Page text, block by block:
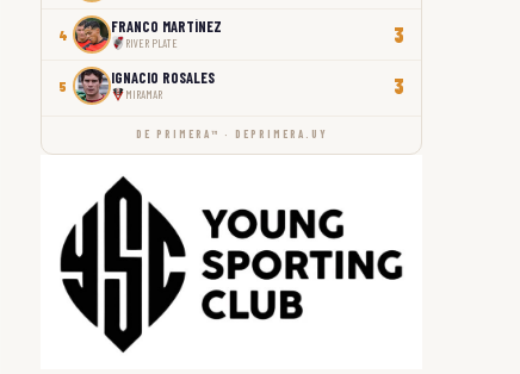
4 FRANCO MARTÍNEZ
RIVER PLATE 3
5 IGNACIO ROSALES
MIRAMAR 3
DE PRIMERA™ · DEPRIMERA.UY